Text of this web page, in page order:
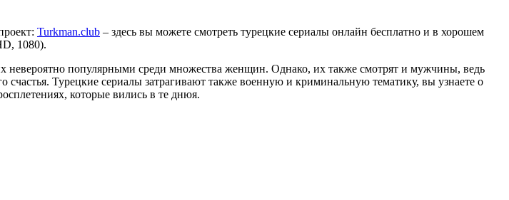
Turkman.club – здесь вы можете смотреть турецкие сериалы онлайн бесплатно и в хорошем
1080).
невероятно популярными среди множества женщин. Однако, их также смотрят и мужчины, ведь
Турецкие сериалы затрагивают также военную и криминальную тематику, вы узнаете о
которые вились в те днюя.